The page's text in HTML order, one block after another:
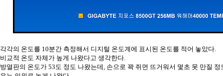
각각의 온도를 10분간 측정해서 디지털 온도계에 표시된 온도를 적어 놓았다.
비교적 온도 자체가 높게 나왔다고 생각한다.
방열판의 온도가 53도 정도 나왔는데, 손으로 꽉 쥐면 뜨거워서 몇초 못 만질